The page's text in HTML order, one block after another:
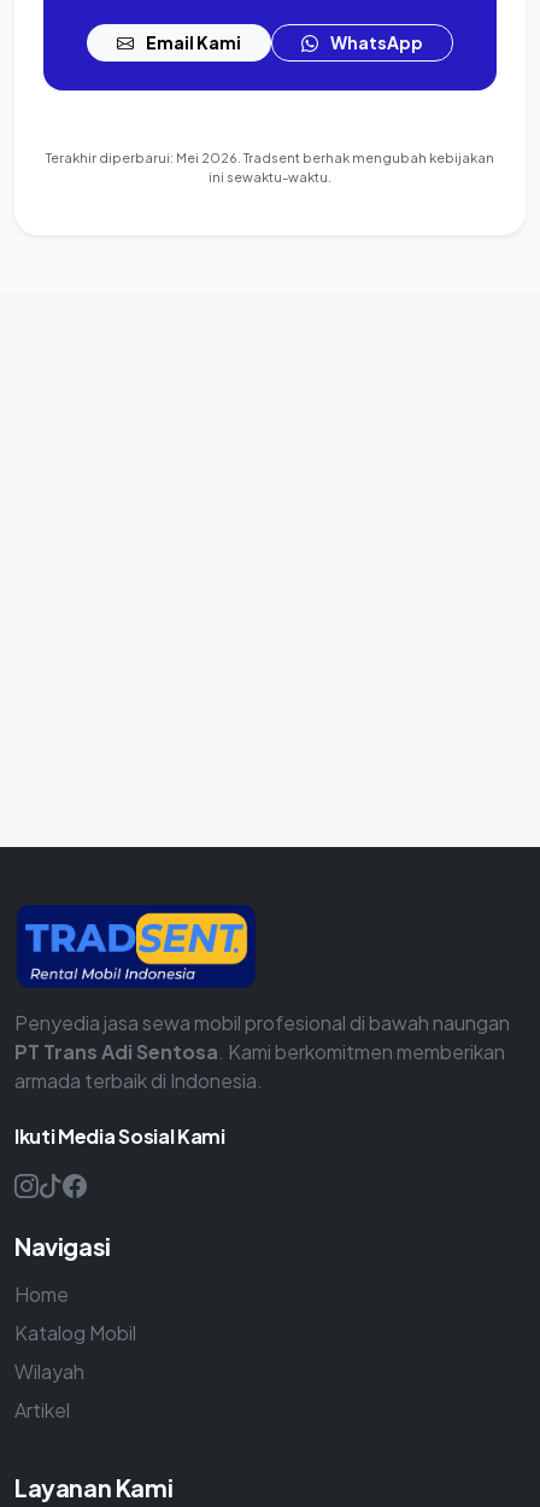
Email Kami WhatsApp
Terakhir diperbarui: Mei 2026. Tradsent berhak mengubah kebijakan
ini sewaktu-waktu.
Penyedia jasa sewa mobil profesional di bawah naungan
PT Trans Adi Sentosa . Kami berkomitmen memberikan
armada terbaik di Indonesia.
Ikuti Media Sosial Kami
Navigasi
Home
Katalog Mobil
Wilayah
Artikel
Layanan Kami